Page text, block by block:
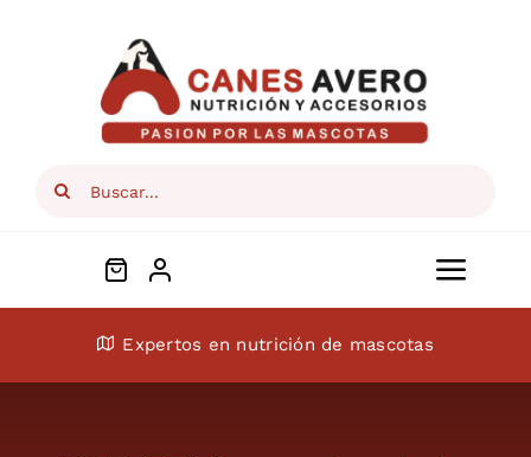
Search
ConócenosExpertos en nutrición de mascotas